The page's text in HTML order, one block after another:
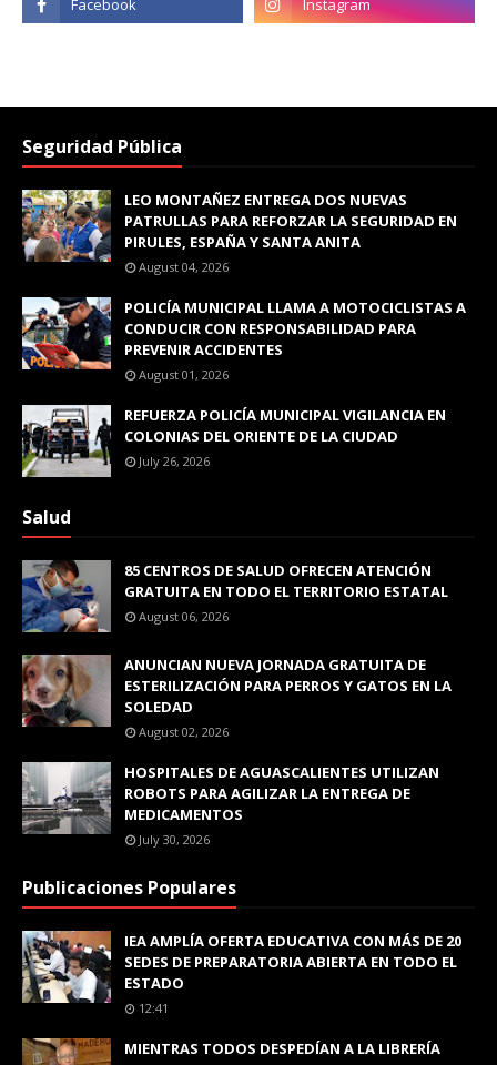
Seguridad Pública
LEO MONTAÑEZ ENTREGA DOS NUEVAS
PATRULLAS PARA REFORZAR LA SEGURIDAD EN
PIRULES, ESPAÑA Y SANTA ANITA
August 04, 2026
POLICÍA MUNICIPAL LLAMA A MOTOCICLISTAS A
CONDUCIR CON RESPONSABILIDAD PARA
PREVENIR ACCIDENTES
August 01, 2026
REFUERZA POLICÍA MUNICIPAL VIGILANCIA EN
COLONIAS DEL ORIENTE DE LA CIUDAD
July 26, 2026
Salud
85 CENTROS DE SALUD OFRECEN ATENCIÓN
GRATUITA EN TODO EL TERRITORIO ESTATAL
August 06, 2026
ANUNCIAN NUEVA JORNADA GRATUITA DE
ESTERILIZACIÓN PARA PERROS Y GATOS EN LA
SOLEDAD
August 02, 2026
HOSPITALES DE AGUASCALIENTES UTILIZAN
ROBOTS PARA AGILIZAR LA ENTREGA DE
MEDICAMENTOS
July 30, 2026
Publicaciones Populares
IEA AMPLÍA OFERTA EDUCATIVA CON MÁS DE 20
SEDES DE PREPARATORIA ABIERTA EN TODO EL
ESTADO
12:41
MIENTRAS TODOS DESPEDÍAN A LA LIBRERÍA